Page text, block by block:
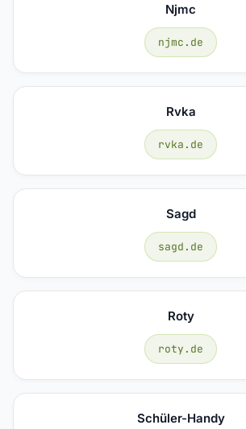
Njmc
njmc.de
Rvka
rvka.de
Sagd
sagd.de
Roty
roty.de
Schüler-Handy